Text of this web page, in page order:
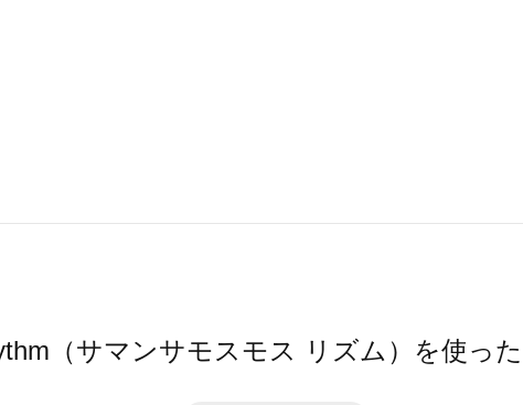
（サマンサモスモス リズム）を使っ